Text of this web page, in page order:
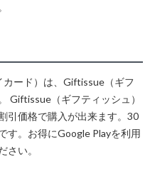
カード）は、Giftissue（ギフ
Giftissue（ギフティッシュ）
引価格で購入が出来ます。30
す。お得にGoogle Playを利用
さい。